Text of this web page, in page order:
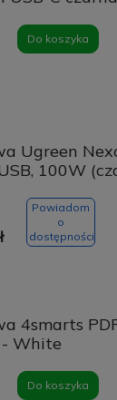
Do koszyka
Ugreen
100W
Powiadom
o
dostępności
4smarts
- White
Do koszyka